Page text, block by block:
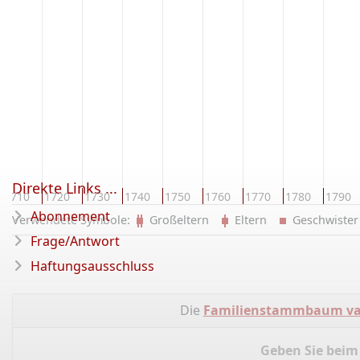
1710 1720 1730 1740 1750 1760 1770 1780 1790
Verwendete Symbole: Großeltern Eltern Geschwister
Die Familienstammbaum
Geben Sie
Direkte Links ...
Abonnement
Frage/Antwort
Haftungsausschluss